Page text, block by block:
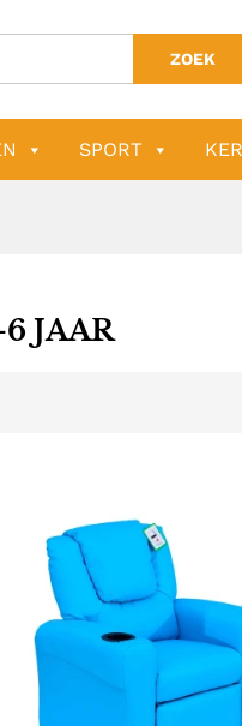
ZOEK
SPORT
JAAR